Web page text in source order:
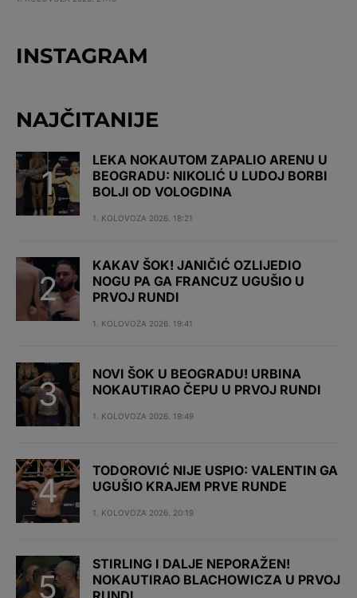
INSTAGRAM
NAJČITANIJE
LEKA NOKAUTOM ZAPALIO ARENU U
BEOGRADU: NIKOLIĆ U LUDOJ BORBI
BOLJI OD VOLOGDINA
1. KOLOVOZA 2026. 18:21
KAKAV ŠOK! JANIČIĆ OZLIJEDIO
NOGU PA GA FRANCUZ UGUŠIO U
PRVOJ RUNDI
1. KOLOVOZA 2026. 19:41
NOVI ŠOK U BEOGRADU! URBINA
NOKAUTIRAO ČEPU U PRVOJ RUNDI
1. KOLOVOZA 2026. 19:49
TODOROVIĆ NIJE USPIO: VALENTIN GA
UGUŠIO KRAJEM PRVE RUNDE
1. KOLOVOZA 2026. 20:19
STIRLING I DALJE NEPORAŽEN!
NOKAUTIRAO BLACHOWICZA U PRVOJ